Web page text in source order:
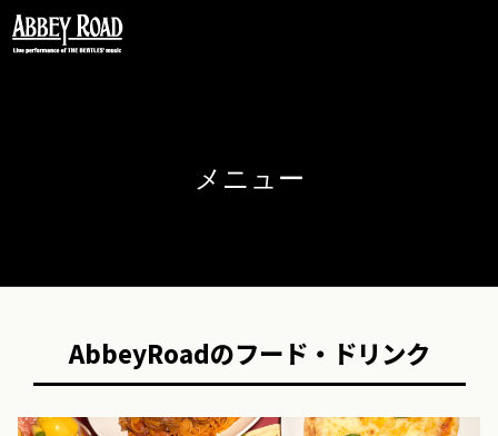
メニュー
AbbeyRoadのフード・ドリンク